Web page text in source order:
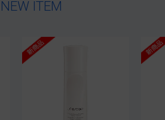
NEW ITEM